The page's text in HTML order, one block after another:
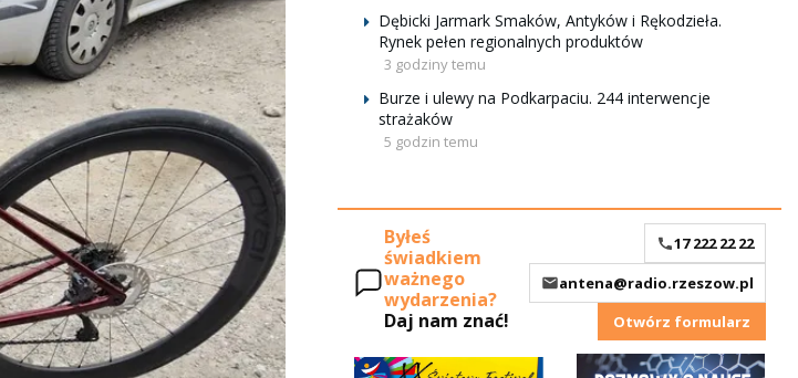
Dębicki Jarmark Smaków, Antyków i Rękodzieła.
Rynek pełen regionalnych produktów
3 godziny temu
Burze i ulewy na Podkarpaciu. 244 interwencje
strażaków
5 godzin temu
Byłeś
świadkiem
ważnego
wydarzenia?
Daj nam znać!
17 222 22 22
antena@radio.rzeszow.pl
Otwórz formularz